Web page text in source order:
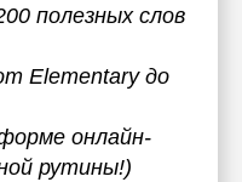
полезных слов
Elementary до
онлайн-
рутины!)